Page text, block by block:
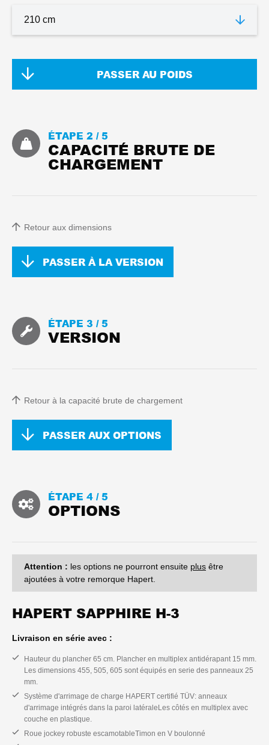
PASSER AU POIDS
CAPACITÉ BRUTE DE
CHARGEMENT
ÉTAPE 2 / 5
Retour aux dimensions
PASSER À LA VERSION
VERSION
ÉTAPE 3 / 5
Retour à la capacité brute de chargement
PASSER AUX OPTIONS
OPTIONS
ÉTAPE 4 / 5
Attention : les options ne pourront ensuite plus être
ajoutées à votre remorque Hapert.
HAPERT SAPPHIRE H-3
Livraison en série avec :
Hauteur du plancher 65 cm. Plancher en multiplex antidérapant 15 mm.
Les dimensions 455, 505, 605 sont équipés en serie des panneaux 25
mm.
Système d'arrimage de charge HAPERT certifié TÜV: anneaux
d'arrimage intégrés dans la paroi latéraleLes côtés en multiplex avec
couche en plastique.
Roue jockey robuste escamotableTimon en V boulonné